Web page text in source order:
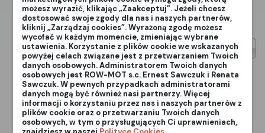
Powiadom mnie kiedy będzie dostępny
możesz wyrazić, klikając „Zaakceptuj”. Jeżeli chcesz
dostosować swoje zgody dla nas i naszych partnerów,
kliknij „Zarządzaj cookies”. Wyrażoną zgodę możesz
wycofać w każdym momencie, zmieniając wybrane
ustawienia. Korzystanie z plików cookie we wskazanych
powyżej celach związane jest z przetwarzaniem Twoich
danych osobowych. Administratorem Twoich danych
osobowych jest ROW-MOT s.c. Ernest Sawczuk i Renata
Sawczuk. W pewnych przypadkach administratorami
danych mogą być również nasi partnerzy. Więcej
informacji o korzystaniu przez nas i naszych partnerów z
plików cookie oraz o przetwarzaniu Twoich danych
osobowych, w tym o przysługujących Ci uprawnieniach,